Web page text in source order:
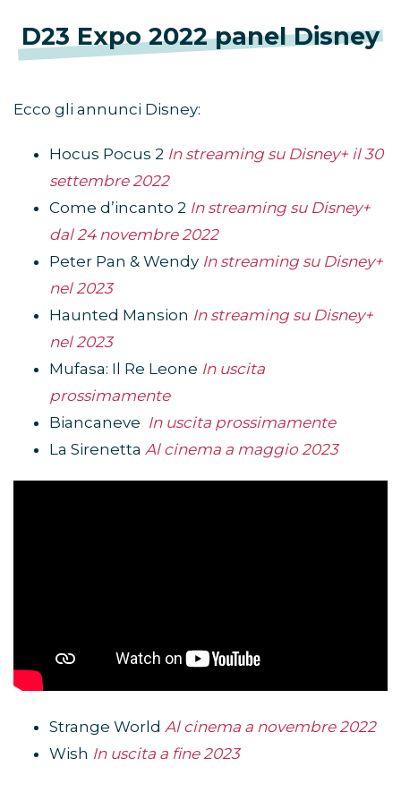
D23 Expo 2022 panel Disney
Ecco gli annunci Disney:
Hocus Pocus 2 In streaming su Disney+ il 30
settembre 2022
Come d’incanto 2 In streaming su Disney+
dal 24 novembre 2022
Peter Pan & Wendy In streaming su Disney+
nel 2023
Haunted Mansion In streaming su Disney+
nel 2023
Mufasa: Il Re Leone In uscita
prossimamente
Biancaneve In uscita prossimamente
La Sirenetta Al cinema a maggio 2023
Strange World Al cinema a novembre 2022
Wish In uscita a fine 2023